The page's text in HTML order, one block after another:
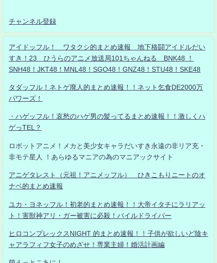
チャンネル登録
アイドッフル！ ワタクシ的まとめ速報 地下格闘アイドルだい
すき！23 ひうらのアニメ放送局101ちゃんねる BNK48 ！
SNH48！JKT48！MNL48！SGO48！GNZ48！STU48！SKE48
タダッフル！ネトゲ廃人的まとめ速報！！ネット乞食DE2000万
パワーズ！
・ハゲッフル！哀愁のハゲ男の髪ってるまとめ速報！！激しくハ
ゲっTEL？
ロボットアニメ！メカと美少女キャラだいすき永遠の非リア充・
非モテ星人 ！あらゆるマニアの為のマニアックサイト
アニゲタレスト（元祖！アニメッフル） ひきこもりニートのオ
ナベ的まとめ速報
ユカ・ヨネッフル！初老的まとめ速報！！大帝イタチにラリアッ
ト！害獣神アリ・ガー被害に必殺！パイルドライバー
ヒロコンプレックスNIGHT 的まとめ速報！！子供が欲しいど陰キ
ャアラフィフ女子のめざせ！専業主婦！婚活計画編